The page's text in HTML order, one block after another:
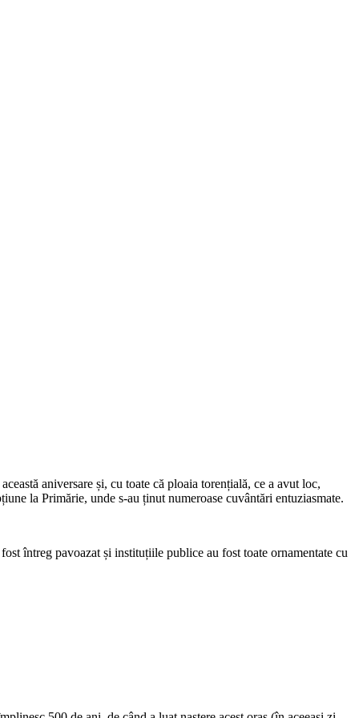
aniversare și, cu toate că ploaia torențială, ce a avut loc,
la Primărie, unde s-au ținut numeroase cuvântări entuziasmate.
întreg pavoazat și instituțiile publice au fost toate ornamentate cu